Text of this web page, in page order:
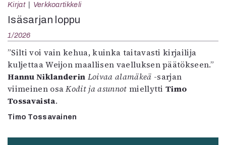
Kirjat Verkkoartikkeli
Isäsarjan loppu
1/2026
”Silti voi vain kehua, kuinka taitavasti kirjailija
kuljettaa Weijon maallisen vaelluksen päätökseen.”
Hannu Niklanderin Loivaa alamäkeä -sarjan
viimeinen osaKodit ja asunnot miellyttiTimo
Tossavaista.
Timo Tossavainen